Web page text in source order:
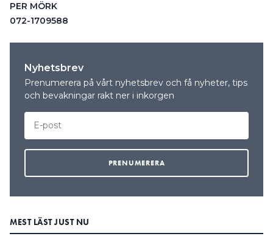
PER MÖRK
072-1709588
Nyhetsbrev
Prenumerera på vårt nyhetsbrev och få nyheter, tips
och bevakningar rakt ner i inkorgen
MEST LÄST JUST NU